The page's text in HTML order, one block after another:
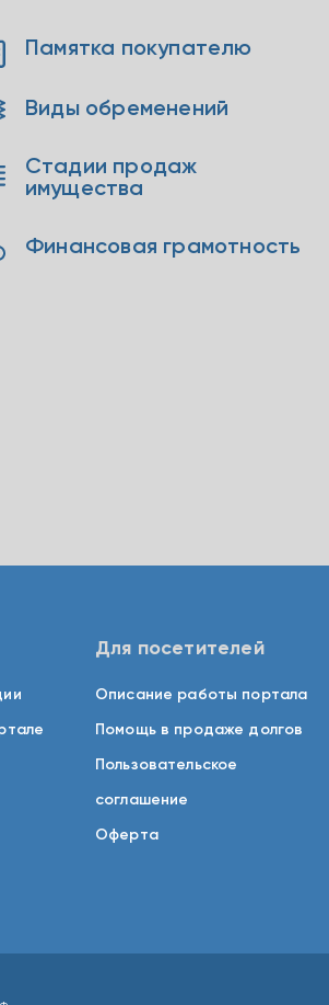
Памятка покупателю
Виды обременений
Стадии продаж
имущества
Финансовая грамотность
Для посетителей
Описание работы портала
Помощь в продаже долгов
Пользовательское
соглашение
Оферта